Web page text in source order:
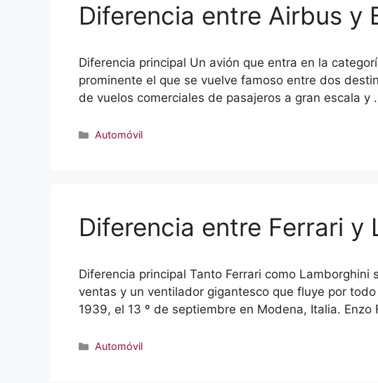
Diferencia entre Airbus y
Diferencia principal Un avión que entra en la
prominente el que se vuelve famoso entre dos
de vuelos comerciales de pasajeros a gran escala y
Categorías
Automóvil
Diferencia entre Ferrari y
Diferencia principal Tanto Ferrari como
ventas y un ventilador gigantesco que fluye por
1939, el 13 º de septiembre en Modena, Italia.
Categorías
Automóvil